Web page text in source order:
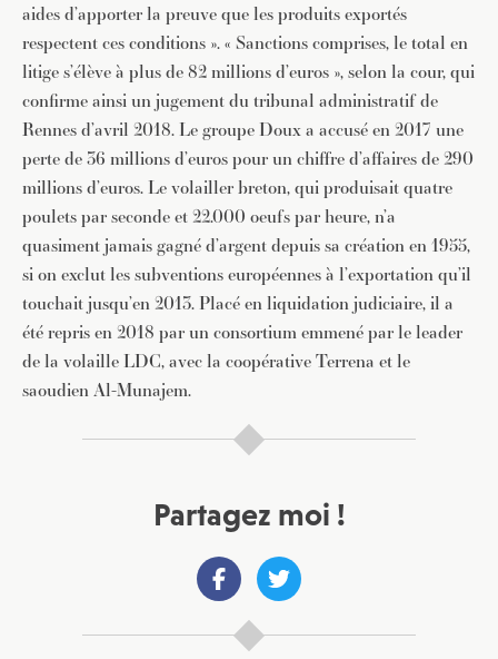
aides d’apporter la preuve que les produits exportés
respectent ces conditions ». « Sanctions comprises, le total en
litige s’élève à plus de 82 millions d’euros », selon la cour, qui
confirme ainsi un jugement du tribunal administratif de
Rennes d’avril 2018. Le groupe Doux a accusé en 2017 une
perte de 36 millions d’euros pour un chiffre d’affaires de 290
millions d’euros. Le volailler breton, qui produisait quatre
poulets par seconde et 22.000 oeufs par heure, n’a
quasiment jamais gagné d’argent depuis sa création en 1955,
si on exclut les subventions européennes à l’exportation qu’il
touchait jusqu’en 2013. Placé en liquidation judiciaire, il a
été repris en 2018 par un consortium emmené par le leader
de la volaille LDC, avec la coopérative Terrena et le
saoudien Al-Munajem.
Partagez moi !